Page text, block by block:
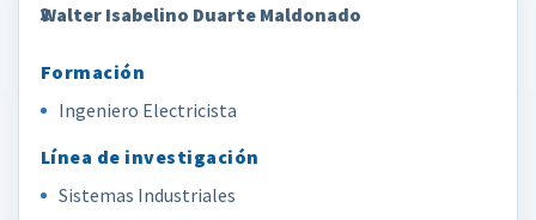
2
Walter Isabelino Duarte Maldonado
Ingeniero Electricista
Sistemas Industriales